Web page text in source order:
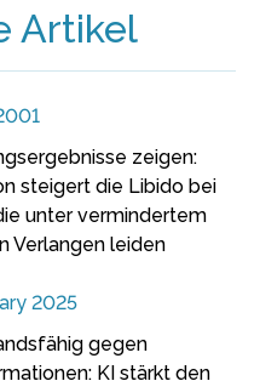
Artikel
zeigen:
steigert die Libido bei
unter vermindertem
Verlangen leiden
2025
gegen
KI stärkt den